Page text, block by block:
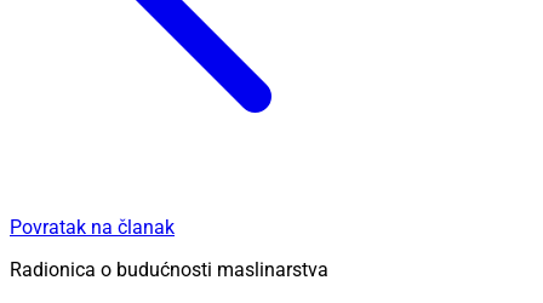
Povratak na članak
Radionica o budućnosti maslinarstva